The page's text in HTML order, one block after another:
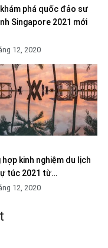
phá quốc đảo sư
Singapore 2021 mới
12, 2020
hợp kinh nghiệm du lịch
túc 2021 từ…
12, 2020